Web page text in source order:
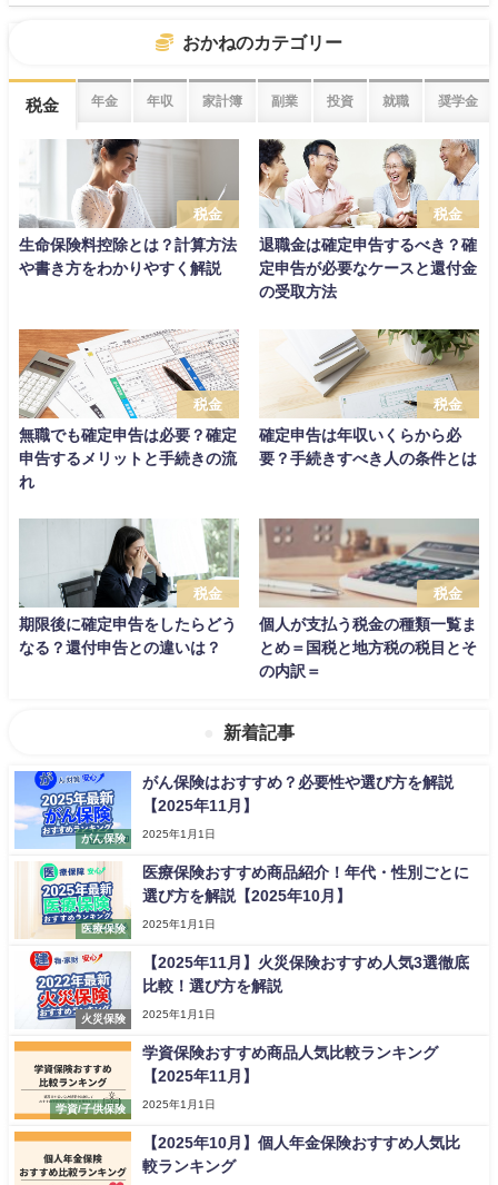
おかねのカテゴリー
税金 年金 年収 家計簿 副業 投資 就職 奨学金
税金
生命保険料控除とは？計算方法
や書き方をわかりやすく解説
税金
退職金は確定申告するべき？確
定申告が必要なケースと還付金
の受取方法
税金
無職でも確定申告は必要？確定
申告するメリットと手続きの流
れ
税金
確定申告は年収いくらから必
要？手続きすべき人の条件とは
税金
期限後に確定申告をしたらどう
なる？還付申告との違いは？
税金
個人が支払う税金の種類一覧ま
とめ＝国税と地方税の税目とそ
の内訳＝
新着記事
がん保険
がん保険はおすすめ？必要性や選び方を解説
【2025年11月】
2025年1月1日
医療保険
医療保険おすすめ商品紹介！年代・性別ごとに
選び方を解説【2025年10月】
2025年1月1日
火災保険
【2025年11月】火災保険おすすめ人気3選徹底
比較！選び方を解説
2025年1月1日
学資/子供保険
学資保険おすすめ商品人気比較ランキング
【2025年11月】
2025年1月1日
【2025年10月】個人年金保険おすすめ人気比
較ランキング